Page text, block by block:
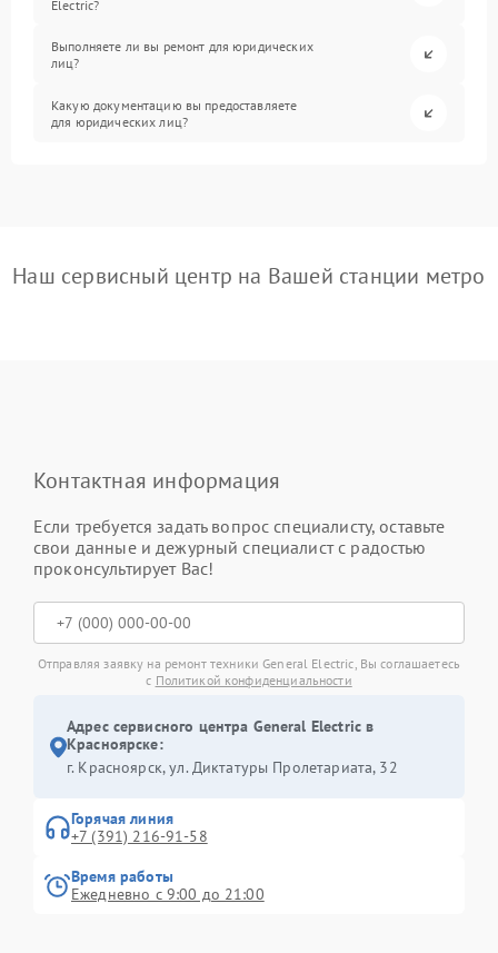
Electric?
Выполняете ли вы ремонт для юридических
лиц?
Какую документацию вы предоставляете
для юридических лиц?
Наш сервисный центр на Вашей станции метро
Контактная информация
Если требуется задать вопрос специалисту, оставьте
свои данные и дежурный специалист с радостью
проконсультирует Вас!
Отправляя заявку на ремонт техники General Electric, Вы соглашаетесь
с Политикой конфиденциальности
Адрес сервисного центра General Electric в
Красноярске:
г. Красноярск, ул. Диктатуры Пролетариата, 32
Горячая линия
+7 (391) 216-91-58
Время работы
Ежедневно с 9:00 до 21:00